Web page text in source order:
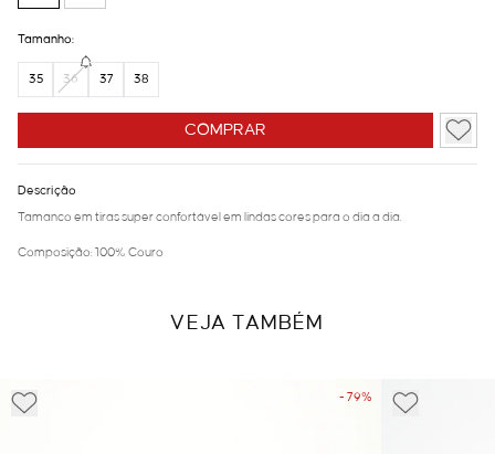
COMPRAR
Tamanho:
35 36 37 38
Descrição
Tamanco em tiras super confortável em lindas cores para o dia a dia.
Composição: 100% Couro
VEJA TAMBÉM
- 79%